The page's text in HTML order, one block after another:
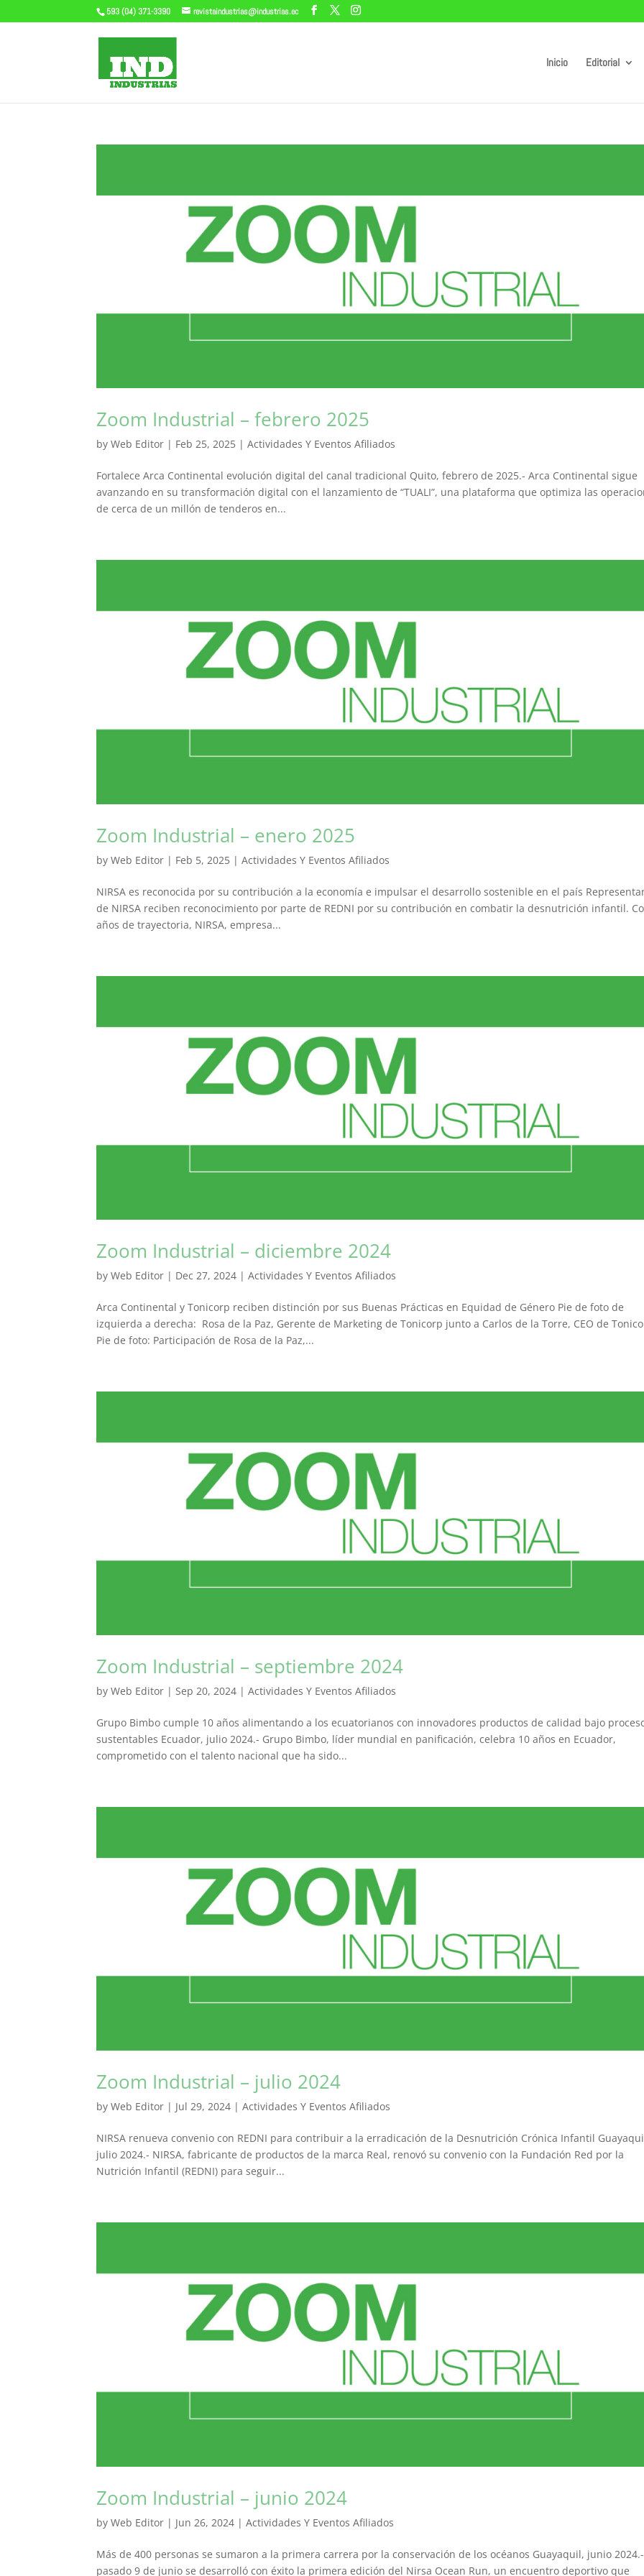
593 (04) 371-3390 revistaindustrias@industrias.ec
Inicio Editorial
Zoom Industrial – febrero 2025
byWeb Editor | Feb 25, 2025 |Actividades Y Eventos Afiliados
Fortalece Arca Continental evolución digital del canal tradicional Quito, febrero de 2025.- Arca Continental sigue
avanzando en su transformación digital con el lanzamiento de “TUALI”, una plataforma que optimiza las
de cerca de un millón de tenderos en...
Zoom Industrial – enero 2025
byWeb Editor | Feb 5, 2025 |Actividades Y Eventos Afiliados
NIRSA es reconocida por su contribución a la economía e impulsar el desarrollo sostenible en el país
de NIRSA reciben reconocimiento por parte de REDNI por su contribución en combatir la desnutrición infantil.
años de trayectoria, NIRSA, empresa...
Zoom Industrial – diciembre 2024
byWeb Editor | Dec 27, 2024 |Actividades Y Eventos Afiliados
Arca Continental y Tonicorp reciben distinción por sus Buenas Prácticas en Equidad de Género Pie de foto de
izquierda a derecha: Rosa de la Paz, Gerente de Marketing de Tonicorp junto a Carlos de la Torre, CEO de
Pie de foto: Participación de Rosa de la Paz,...
Zoom Industrial – septiembre 2024
byWeb Editor |Sep 20, 2024 |Actividades Y Eventos Afiliados
Grupo Bimbo cumple 10 años alimentando a los ecuatorianos con innovadores productos de calidad bajo
sustentables Ecuador, julio 2024.- Grupo Bimbo, líder mundial en panificación, celebra 10 años en Ecuador,
comprometido con el talento nacional que ha sido...
Zoom Industrial – julio 2024
byWeb Editor | Jul 29, 2024 |Actividades Y Eventos Afiliados
NIRSA renueva convenio con REDNI para contribuir a la erradicación de la Desnutrición Crónica Infantil
julio 2024.- NIRSA, fabricante de productos de la marca Real, renovó su convenio con la Fundación Red por la
Nutrición Infantil (REDNI) para seguir...
Zoom Industrial – junio 2024
byWeb Editor | Jun 26, 2024 |Actividades Y Eventos Afiliados
Más de 400 personas se sumaron a la primera carrera por la conservación de los océanos Guayaquil, junio
pasado 9 de junio se desarrolló con éxito la primera edición del Nirsa Ocean Run, un encuentro deportivo que